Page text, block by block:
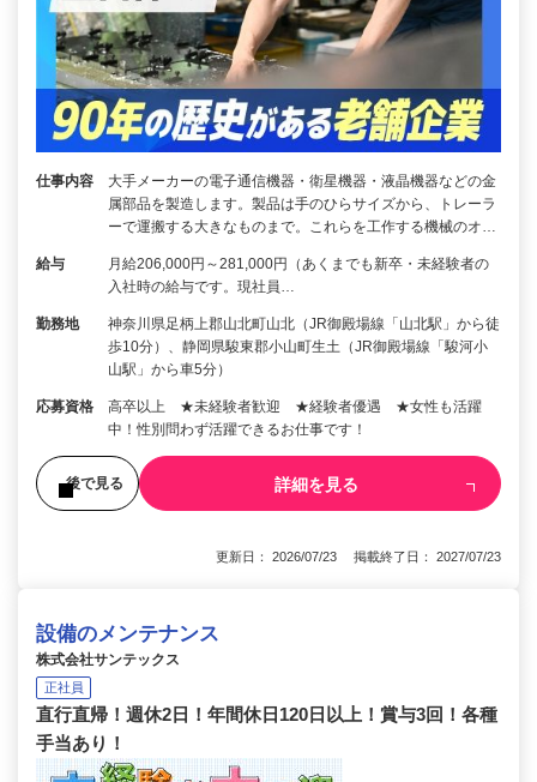
仕事内容
大手メーカーの電子通信機器・衛星機器・液晶機器などの金
属部品を製造します。製品は手のひらサイズから、トレーラ
ーで運搬する大きなものまで。これらを工作する機械のオ…
給与
月給206,000円～281,000円（あくまでも新卒・未経験者の
入社時の給与です。現社員…
勤務地
神奈川県足柄上郡山北町山北（JR御殿場線「山北駅」から徒
歩10分）、静岡県駿東郡小山町生土（JR御殿場線「駿河小
山駅」から車5分）
応募資格
高卒以上 ★未経験者歓迎 ★経験者優遇 ★女性も活躍
中！性別問わず活躍できるお仕事です！
後で見る 詳細を見る
更新日： 2026/07/23 掲載終了日： 2027/07/23
設備のメンテナンス
株式会社サンテックス
正社員
直行直帰！週休2日！年間休日120日以上！賞与3回！各種
手当あり！